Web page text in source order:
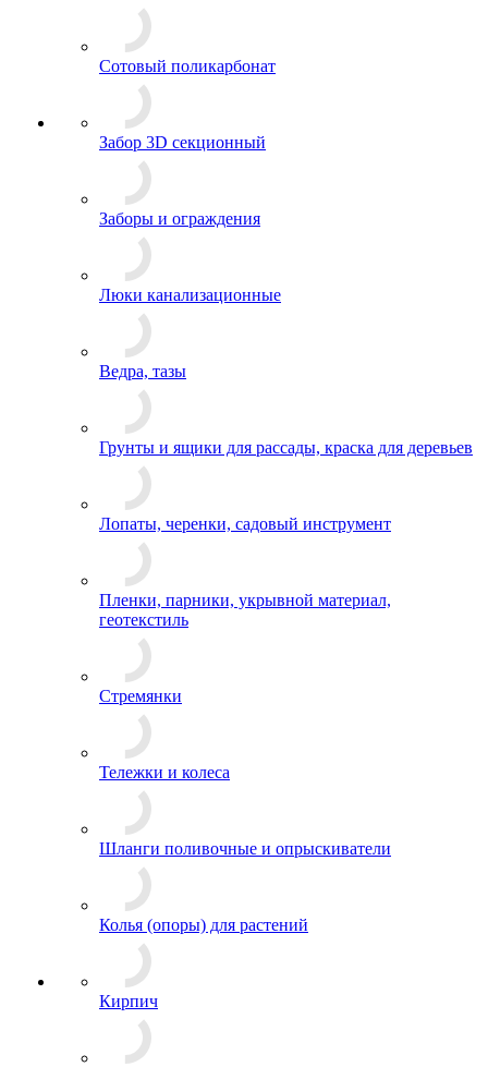
Сотовый поликарбонат
Забор 3D секционный
Заборы и ограждения
Люки канализационные
Ведра, тазы
Грунты и ящики для рассады, краска для деревьев
Лопаты, черенки, садовый инструмент
Пленки, парники, укрывной материал,
геотекстиль
Стремянки
Тележки и колеса
Шланги поливочные и опрыскиватели
Колья (опоры) для растений
Кирпич